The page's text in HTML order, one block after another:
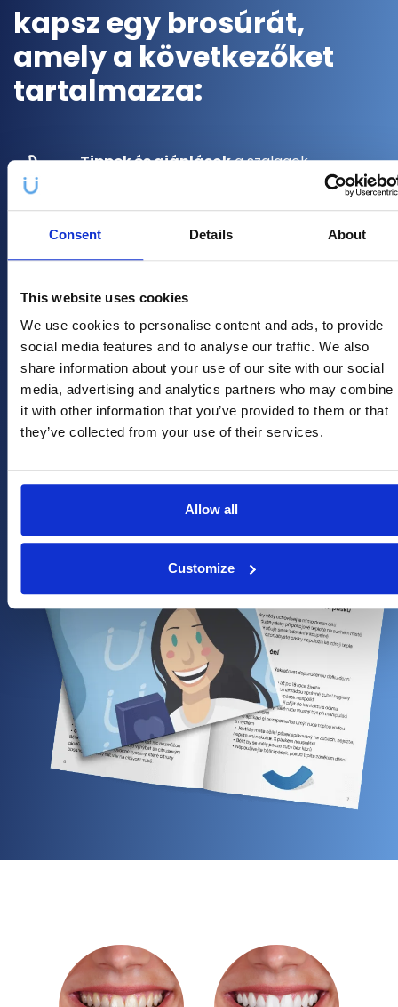
Consent Details About
This website uses cookies
We use cookies to personalise content and ads, to provide
social media features and to analyse our traffic. We also
share information about your use of our site with our social
media, advertising and analytics partners who may combine
it with other information that you’ve provided to them or that
they’ve collected from your use of their services.
Allow all
Customize
kapsz egy brosúrát,
amely a következőket
tartalmazza:
Tippek és ajánlásoka szalagok
használatához a legjobb hatás elérése
Crest csíkok használata
Tippek a hosszú távú megtartáshoz
egészséges és fehér fogak